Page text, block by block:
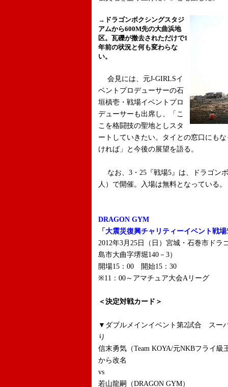
→ドラゴンボクシングスタジ
アムから600M先の大曲浜地
区。瓦礫が撤去されただけで1
年前の状況と何も変わらな
い。
会見には、元J-GIRLSイ
ベントプロデューサーの石
垣槙壱・戦場イベントプロ
デューサーも出席し、「こ
こを格闘技の聖地としスタ
ートしていきたい。タイとの窓口にも
ければ」と今後の展望を語る。
なお、3・25『戦場5』は、ドラゴン
人）で開催。入場は無料となっている。
DRAGON GYM
「大震災復興チャリティーイベント戦場
2012年3月25日（日）宮城・石巻市ド
島市大曲字堺堀140－3）
開場15：00 開始15：30
※11：00～アマチュア大会Aリーグ
＜決定対戦カード＞
▼ ダブルメインイベント第2試合 ス
り
信末勇気（Team KOYA/元NKBフライ
から改名
vs
若山龍嗣（DRAGON GYM）